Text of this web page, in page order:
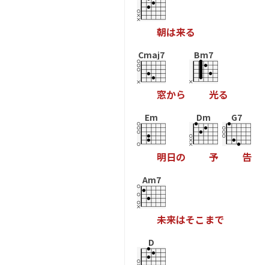
朝は来る
Cmaj7
窓から
Bm7
光る
Em
明日の
Dm
予
G7
告
Am7
未来はそこ まで
D